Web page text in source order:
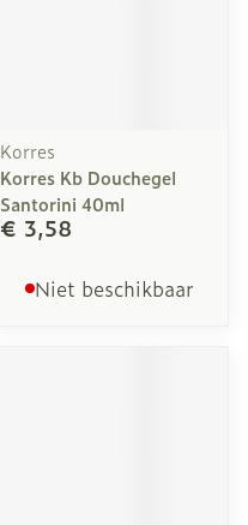
Korres
Korres Kb Douchegel
Santorini 40ml
€ 3,58
Niet beschikbaar